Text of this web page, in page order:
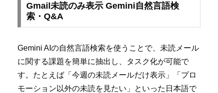
Gmail未読のみ表示 Gemini自然言語検
索・Q&A
Gemini AIの自然言語検索を使うことで、未読メール
に関する課題を簡単に抽出し、タスク化が可能で
す。たとえば「今週の未読メールだけ表示」「プロ
モーション以外の未読を見たい」といった日本語で